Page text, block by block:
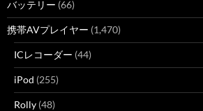
バッテリー (66)
携帯AVプレイヤー (1,470)
ICレコーダー (44)
iPod (255)
Rolly (48)